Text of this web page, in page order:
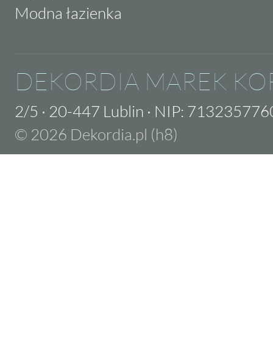
Modna łazienka
DEKORDIA MAREK
2/5 · 20-447 Lublin · NIP:
© 2026 Dekordia.pl (h8)